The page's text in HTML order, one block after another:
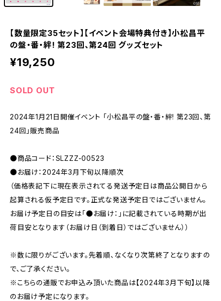
【数量限定35セット】【イベント会場特典付き】小松昌平
の盤・番・絆! 第23回、第24回 グッズセット
¥19,250
SOLD OUT
2024年1月21日開催イベント 「小松昌平の盤・番・絆! 第23回、第
24回」販売商品
●商品コード：SLZZZ-00523
●お届け：2024年3月下旬以降順次
（価格表記下に現在表示されてる発送予定日は商品公開日から
起算される仮予定日です。正式な発送予定日ではございません。
お届け予定日の目安は「●お届け：」に記載されている時期が出
荷目安となります（お届け日（到着日）ではございません））
※数に限りがございます。先着順、なくなり次第終了となりますの
で、ご了承ください。
※こちらの通販でお申込み頂いた商品は【2024年3月下旬】以降
のお届け予定になります。